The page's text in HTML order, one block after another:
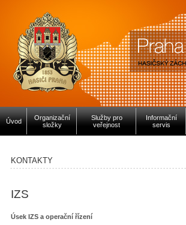
Úvod
Organizační
složky
Služby pro
veřejnost
Informační
servis
KONTAKTY
IZS
Úsek IZS a operační řízení